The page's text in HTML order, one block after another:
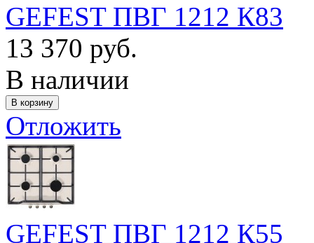
GEFEST ПВГ 1212 К83
13 370 руб.
В наличии
Отложить
GEFEST ПВГ 1212 К55